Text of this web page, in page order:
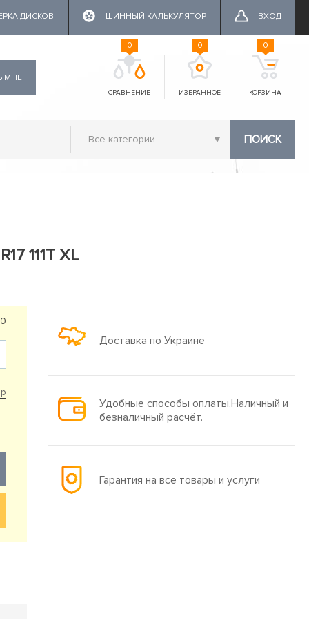
ДИСКОВ ШИННЫЙ КАЛЬКУЛЯТОР ВХОД
МНЕ
СРАВНЕНИЕ
0
ИЗБРАННОЕ
0
КОРЗИНА
0
ПОИСК
111T XL
Доставка по Украине
Удобные способы оплаты.Наличный и
безналичный расчёт.
Гарантия на все товары и услуги